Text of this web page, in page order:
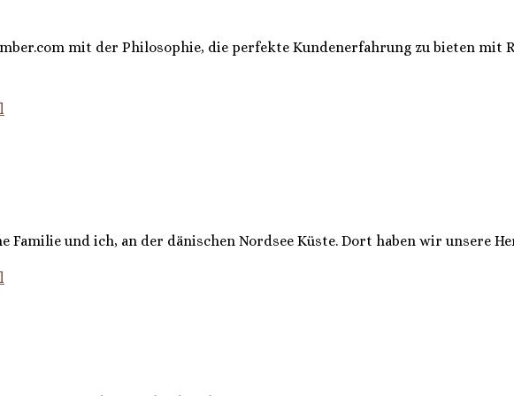
mit der Philosophie, die perfekte Kundenerfahrung zu bieten mit
Familie und ich, an der dänischen Nordsee Küste. Dort haben wir unsere